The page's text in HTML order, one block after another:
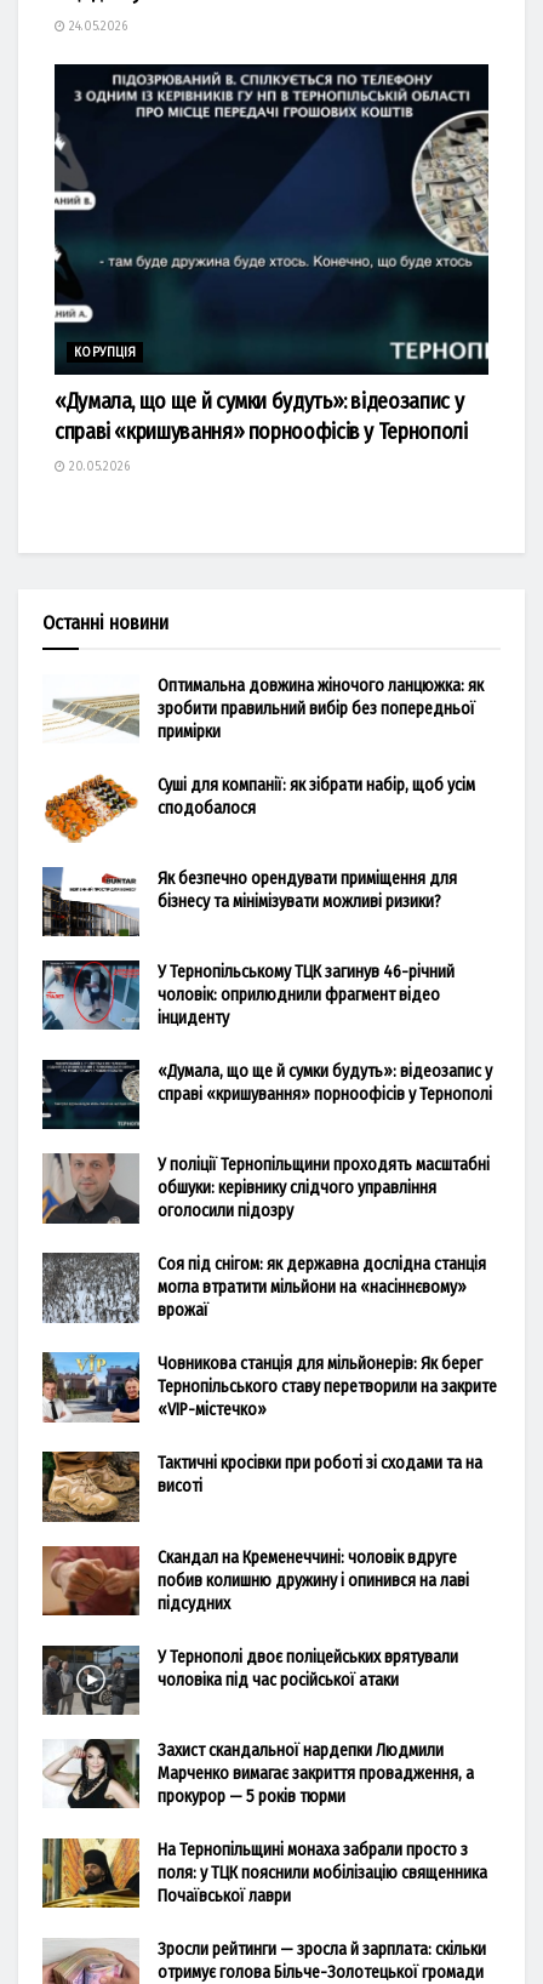
24.05.2026
КОРУПЦІЯ
«Думала, що ще й сумки будуть»: відеозапис у
справі «кришування» порноофісів у Тернополі
20.05.2026
Останні новини
Оптимальна довжина жіночого ланцюжка: як
зробити правильний вибір без попередньої
примірки
Суші для компанії: як зібрати набір, щоб усім
сподобалося
Як безпечно орендувати приміщення для
бізнесу та мінімізувати можливі ризики?
У Тернопільському ТЦК загинув 46-річний
чоловік: оприлюднили фрагмент відео
інциденту
«Думала, що ще й сумки будуть»: відеозапис у
справі «кришування» порноофісів у Тернополі
У поліції Тернопільщини проходять масштабні
обшуки: керівнику слідчого управління
оголосили підозру
Соя під снігом: як державна дослідна станція
могла втратити мільйони на «насіннєвому»
врожаї
Човникова станція для мільйонерів: Як берег
Тернопільського ставу перетворили на закрите
«VIP-містечко»
Тактичні кросівки при роботі зі сходами та на
висоті
Скандал на Кременеччині: чоловік вдруге
побив колишню дружину і опинився на лаві
підсудних
У Тернополі двоє поліцейських врятували
чоловіка під час російської атаки
Захист скандальної нардепки Людмили
Марченко вимагає закриття провадження, а
прокурор — 5 років тюрми
На Тернопільщині монаха забрали просто з
поля: у ТЦК пояснили мобілізацію священника
Почаївської лаври
Зросли рейтинги — зросла й зарплата: скільки
отримує голова Більче-Золотецької громади